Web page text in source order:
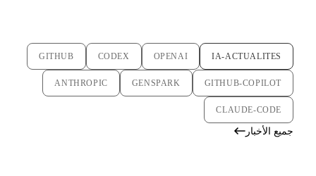
IA-ACTUALITES
OPENAI
CODEX
GITHUB
GITHUB-COPILOT
GENSPARK
ANTHROPIC
CLAUDE-CODE
جميع الأخبار